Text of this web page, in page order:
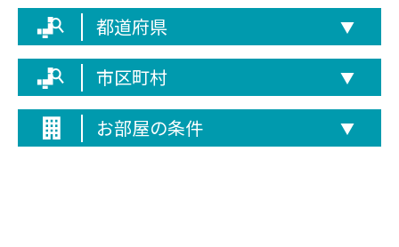
都道府県 ▼
市区町村 ▼
お部屋の条件 ▼